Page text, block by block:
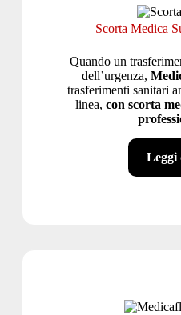
Scorta Medica
Quando un
dell’urgenza,
trasferimenti sanitari
linea, con scorta
Leggi